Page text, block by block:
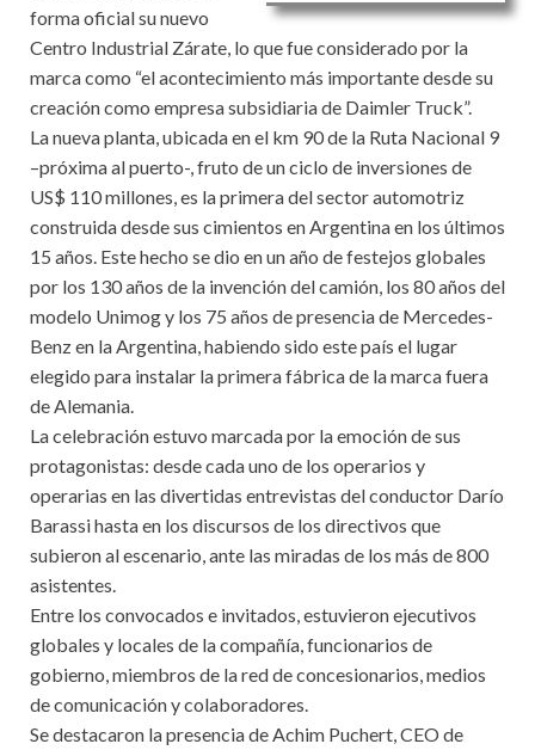
forma oficial su nuevo
Centro Industrial Zárate, lo que fue considerado por la
marca como “el acontecimiento más importante desde su
creación como empresa subsidiaria de Daimler Truck”.
La nueva planta, ubicada en el km 90 de la Ruta Nacional 9
–próxima al puerto-, fruto de un ciclo de inversiones de
US$ 110 millones, es la primera del sector automotriz
construida desde sus cimientos en Argentina en los últimos
15 años. Este hecho se dio en un año de festejos globales
por los 130 años de la invención del camión, los 80 años del
modelo Unimog y los 75 años de presencia de Mercedes-
Benz en la Argentina, habiendo sido este país el lugar
elegido para instalar la primera fábrica de la marca fuera
de Alemania.
La celebración estuvo marcada por la emoción de sus
protagonistas: desde cada uno de los operarios y
operarias en las divertidas entrevistas del conductor Darío
Barassi hasta en los discursos de los directivos que
subieron al escenario, ante las miradas de los más de 800
asistentes.
Entre los convocados e invitados, estuvieron ejecutivos
globales y locales de la compañía, funcionarios de
gobierno, miembros de la red de concesionarios, medios
de comunicación y colaboradores.
Se destacaron la presencia de Achim Puchert, CEO de